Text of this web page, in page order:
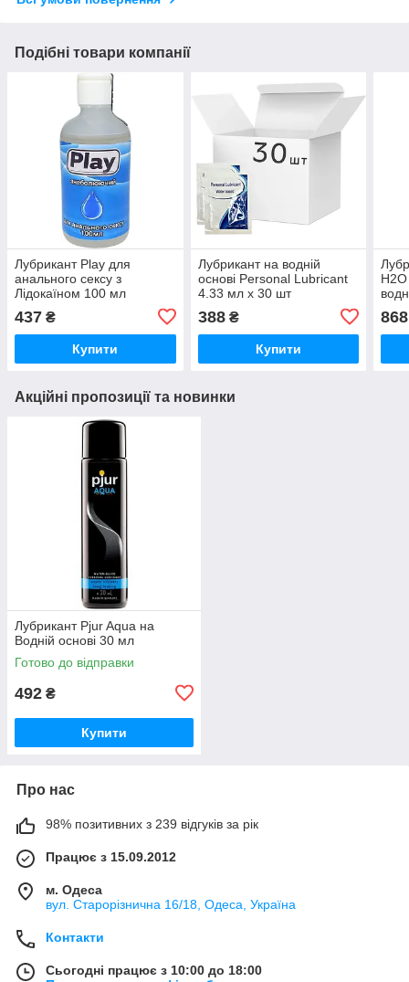
Подібні товари компанії
Лубрикант Play для
анального сексу з
Лідокаїном 100 мл
437 ₴
Купити
Лубрикант на водній
основі Personal Lubricant
4.33 мл x 30 шт
388₴
Купити
868
Акційні пропозиції та новинки
Лубрикант Pjur Aqua на
Водній основі 30 мл
Готово до відправки
492 ₴
Купити
Про нас
98% позитивних з 239 відгуків за рік
Працює з 15.09.2012
м. Одеса
вул. Старорізнична 16/18, Одеса, Україна
Контакти
Сьогодні працює з 10:00 до 18:00